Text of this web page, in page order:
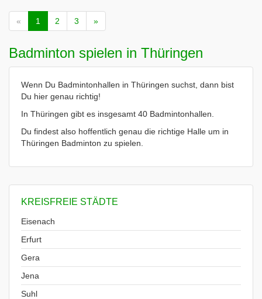
« 1 2 3 »
Badminton spielen in Thüringen
Wenn Du Badmintonhallen in Thüringen suchst, dann bist
Du hier genau richtig!
In Thüringen gibt es insgesamt 40 Badmintonhallen.
Du findest also hoffentlich genau die richtige Halle um in
Thüringen Badminton zu spielen.
KREISFREIE STÄDTE
Eisenach
Erfurt
Gera
Jena
Suhl